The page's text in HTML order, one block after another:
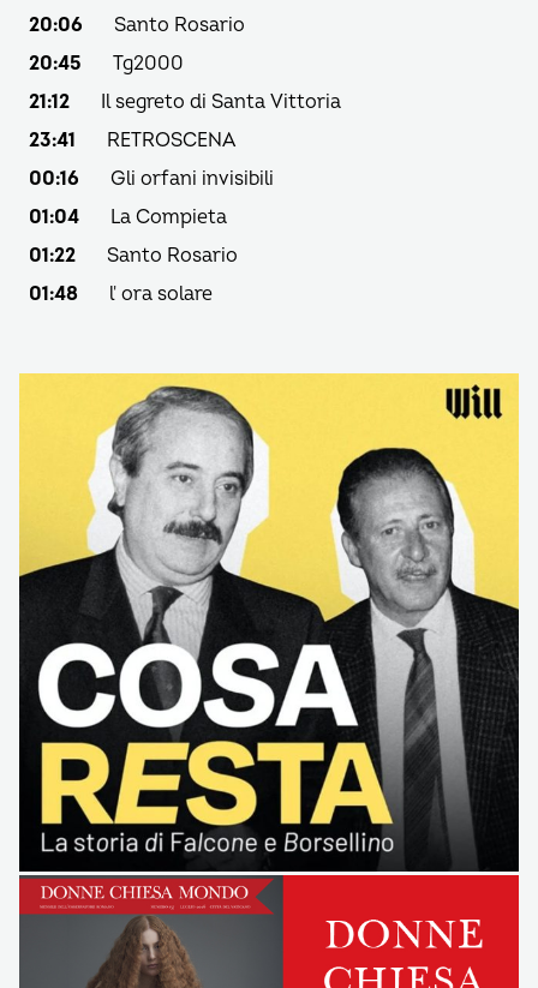
20:06
Santo Rosario
20:45
Tg2000
21:12
Il segreto di Santa Vittoria
23:41
RETROSCENA
00:16
Gli orfani invisibili
01:04
La Compieta
01:22
Santo Rosario
01:48
l' ora solare